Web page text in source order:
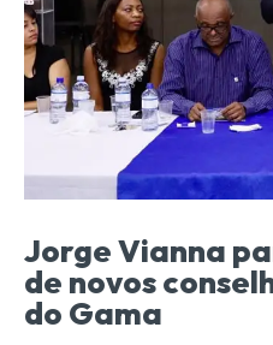
Jorge Vianna
de novos
do Gama